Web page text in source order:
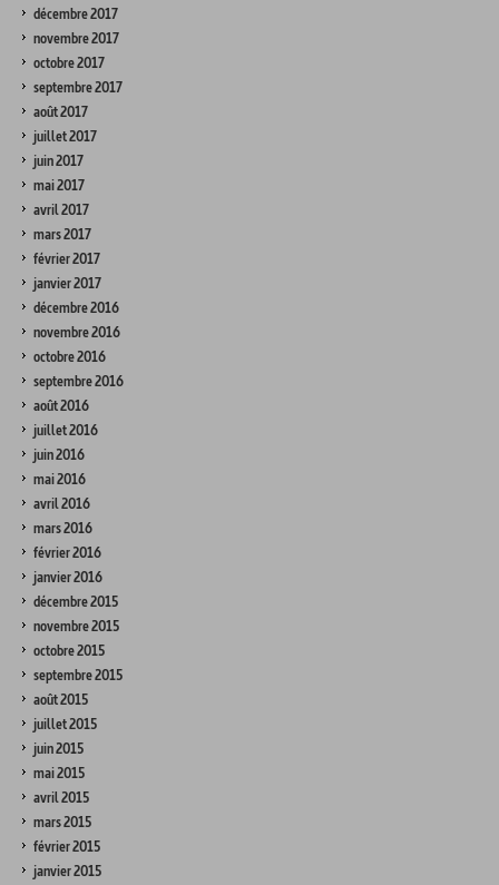
décembre 2017
novembre 2017
octobre 2017
septembre 2017
août 2017
juillet 2017
juin 2017
mai 2017
avril 2017
mars 2017
février 2017
janvier 2017
décembre 2016
novembre 2016
octobre 2016
septembre 2016
août 2016
juillet 2016
juin 2016
mai 2016
avril 2016
mars 2016
février 2016
janvier 2016
décembre 2015
novembre 2015
octobre 2015
septembre 2015
août 2015
juillet 2015
juin 2015
mai 2015
avril 2015
mars 2015
février 2015
janvier 2015